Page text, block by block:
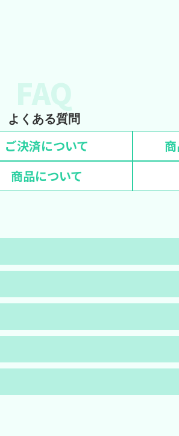
FAQ
よくある質問
ご決済について
商品について
たします。 ※無期限保証パソコンはできかね